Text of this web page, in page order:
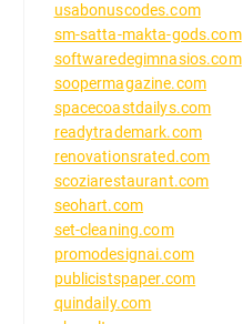
usabonuscodes.com
sm-satta-makta-gods.com
softwaredegimnasios.com
soopermagazine.com
spacecoastdailys.com
readytrademark.com
renovationsrated.com
scoziarestaurant.com
seohart.com
set-cleaning.com
promodesignai.com
publicistspaper.com
quindaily.com